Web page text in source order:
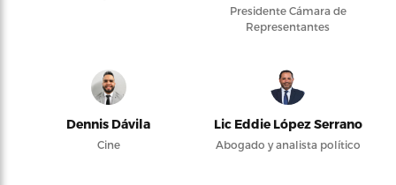
Presidente Cámara de
Representantes
Dennis Dávila
Cine
Lic Eddie López Serrano
Abogado y analista político